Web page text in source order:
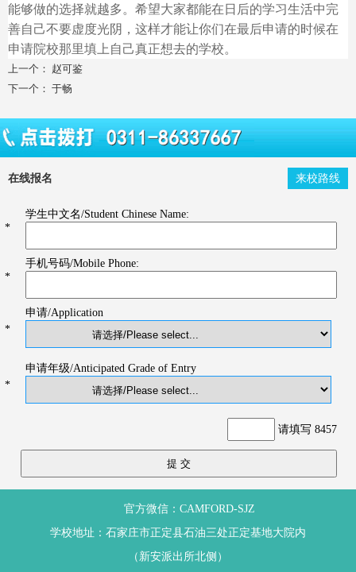
能够做的选择就越多。 希望大家都能在日后的学习生活中完
善自己不要虚度光阴，这样才能让你们在最后申请的时候在
申请院校那里填上自己真正想去的学校。
上一个： 赵可鉴
下一个： 于畅
在线报名 来校路线
*
学生中文名/Student Chinese Name:
*
手机号码/Mobile Phone:
*
申请/Application
*
申请年级/Anticipated Grade of Entry
请填写 8457
官方微信：CAMFORD-SJZ
学校地址：石家庄市正定县石油三处正定基地大院内
（新安派出所北侧）